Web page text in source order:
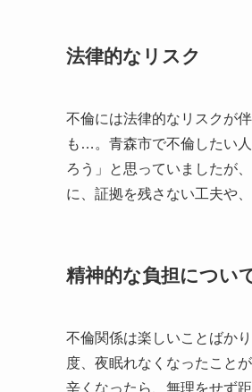
法律的なリスク
不倫には法律的なリスクが
も…。青森市で不倫したい
ろう」と思っていましたが
に、証拠を残さない工夫や
精神的な負担につい
不倫関係は楽しいことばか
度、夜眠れなくなったこと
辛くなったら、無理をせず